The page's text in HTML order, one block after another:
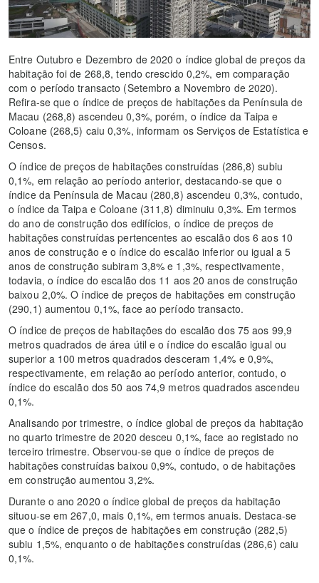
Entre Outubro e Dezembro de 2020 o índice global de preços da
habitação foi de 268,8, tendo crescido 0,2%, em comparação
com o período transacto (Setembro a Novembro de 2020).
Refira-se que o índice de preços de habitações da Península de
Macau (268,8) ascendeu 0,3%, porém, o índice da Taipa e
Coloane (268,5) caiu 0,3%, informam os Serviços de Estatística e
Censos.
O índice de preços de habitações construídas (286,8) subiu
0,1%, em relação ao período anterior, destacando-se que o
índice da Península de Macau (280,8) ascendeu 0,3%, contudo,
o índice da Taipa e Coloane (311,8) diminuiu 0,3%. Em termos
do ano de construção dos edifícios, o índice de preços de
habitações construídas pertencentes ao escalão dos 6 aos 10
anos de construção e o índice do escalão inferior ou igual a 5
anos de construção subiram 3,8% e 1,3%, respectivamente,
todavia, o índice do escalão dos 11 aos 20 anos de construção
baixou 2,0%. O índice de preços de habitações em construção
(290,1) aumentou 0,1%, face ao período transacto.
O índice de preços de habitações do escalão dos 75 aos 99,9
metros quadrados de área útil e o índice do escalão igual ou
superior a 100 metros quadrados desceram 1,4% e 0,9%,
respectivamente, em relação ao período anterior, contudo, o
índice do escalão dos 50 aos 74,9 metros quadrados ascendeu
0,1%.
Analisando por trimestre, o índice global de preços da habitação
no quarto trimestre de 2020 desceu 0,1%, face ao registado no
terceiro trimestre. Observou-se que o índice de preços de
habitações construídas baixou 0,9%, contudo, o de habitações
em construção aumentou 3,2%.
Durante o ano 2020 o índice global de preços da habitação
situou-se em 267,0, mais 0,1%, em termos anuais. Destaca-se
que o índice de preços de habitações em construção (282,5)
subiu 1,5%, enquanto o de habitações construídas (286,6) caiu
0,1%.